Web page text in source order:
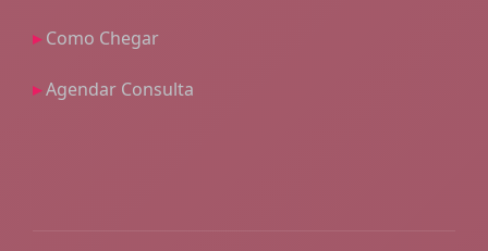
Como Chegar
Agendar Consulta